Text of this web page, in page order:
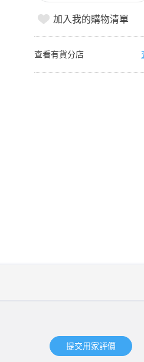
加入我的購物清單
查看有貨分店
提交用家評價​